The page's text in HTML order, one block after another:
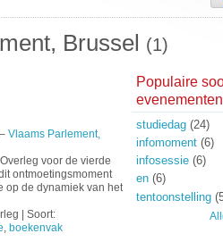
Brussel (1)
Vlaams Parlement,
voor de vierde
ontmoetingsmoment
op de dynamiek van het
| Soort:
, boekenvak
Populaire
evenementen
studiedag(24)
infomoment(6)
infosessie(6)
en(6)
tentoonstelling